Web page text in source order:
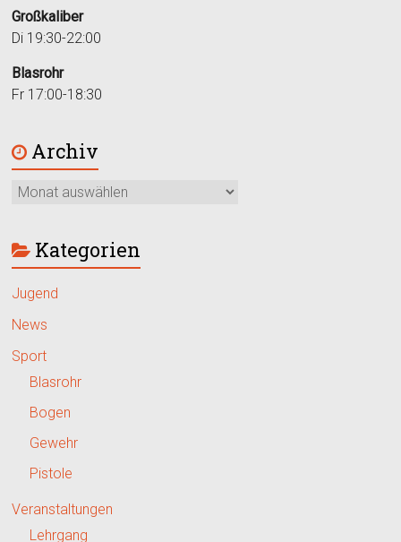
Großkaliber
Di 19:30-22:00
Blasrohr
Fr 17:00-18:30
Archiv
Kategorien
Jugend
News
Sport
Blasrohr
Bogen
Gewehr
Pistole
Veranstaltungen
Lehrgang